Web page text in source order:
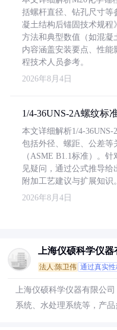
括螺杆直径、钻孔尺寸等
凝土结构后锚固技术规程
方法和典型数值（如混凝
内容涵盖安装要点、性
程技术人员参考。
2026年8月4日
1/4-36UNS-2A螺纹标
本文详细解析1/4-36UNS-
包括外径、螺距、公差等
（ASME B1.1标准）。
见疑问，通过公式推导
附加工艺建议与扩展知识。
2026年8月4日
上海仪硕科学仪器
法人:陈卫伟 通过真实
上海仪硕科学仪器有限公
系统、水处理系统等，产品